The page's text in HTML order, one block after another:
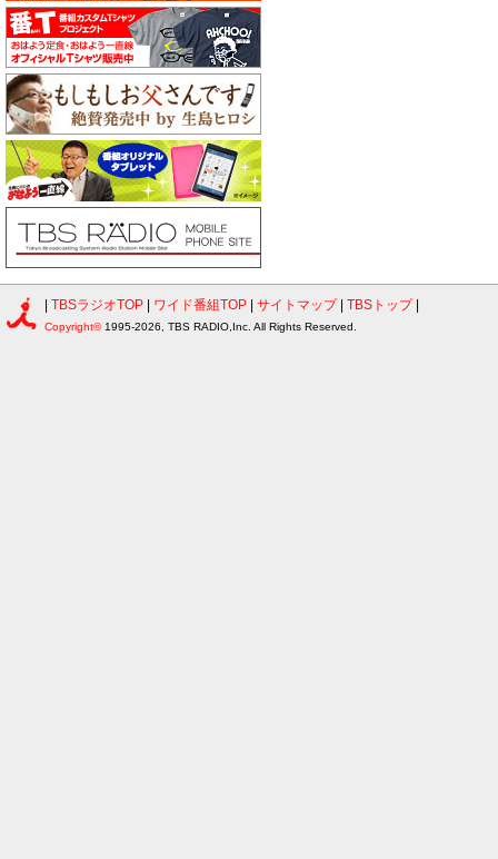
TBSラジオTOP ワイド番組TOP サイトマップ TBSトップ|
Copyright© 1995-2026, TBS RADIO,Inc. All Rights Reserved.